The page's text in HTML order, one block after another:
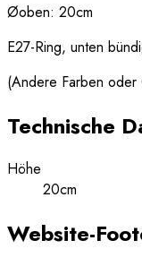
Øoben: 20cm
E27-Ring, unten
(Andere Farben
Technische
Höhe
20cm
Website-